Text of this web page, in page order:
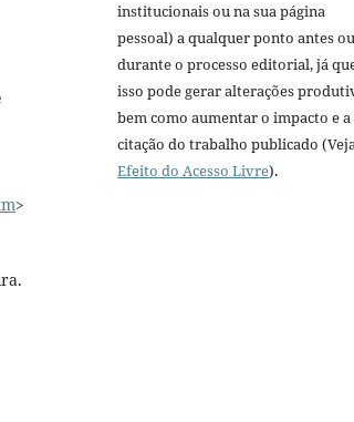
>
institucionais ou na sua página
pessoal) a qualquer ponto antes ou
durante o processo editorial, já
isso pode gerar alterações
bem como aumentar o impacto e a
citação do trabalho publicado
Efeito do Acesso Livre).